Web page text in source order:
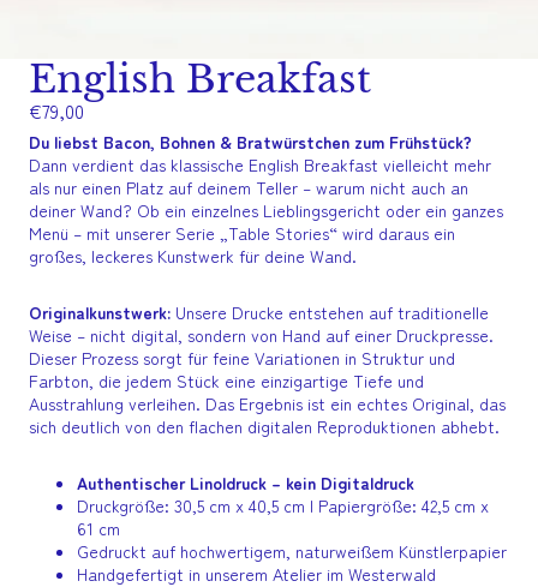
English Breakfast
€79,00
Du liebst Bacon, Bohnen & Bratwürstchen zum Frühstück?
Dann verdient das klassische English Breakfast vielleicht mehr
als nur einen Platz auf deinem Teller – warum nicht auch an
deiner Wand? Ob ein einzelnes Lieblingsgericht oder ein ganzes
Menü – mit unserer Serie „Table Stories“ wird daraus ein
großes, leckeres Kunstwerk für deine Wand.
Originalkunstwerk: Unsere Drucke entstehen auf traditionelle
Weise – nicht digital, sondern von Hand auf einer Druckpresse.
Dieser Prozess sorgt für feine Variationen in Struktur und
Farbton, die jedem Stück eine einzigartige Tiefe und
Ausstrahlung verleihen. Das Ergebnis ist ein echtes Original, das
sich deutlich von den flachen digitalen Reproduktionen abhebt.
Authentischer Linoldruck – kein Digitaldruck
Druckgröße: 30,5 cm x 40,5 cm | Papiergröße: 42,5 cm x
61 cm
Gedruckt auf hochwertigem, naturweißem Künstlerpapier
Handgefertigt in unserem Atelier im Westerwald